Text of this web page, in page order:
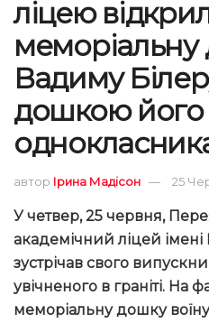
ліцею
Вадиму
дошкою його
автор Ірина Мадісон 25
У четвер, 25 червня,
академічний ліцей
зустрічав свого
увічненого в граніті. На
меморіальну дошку